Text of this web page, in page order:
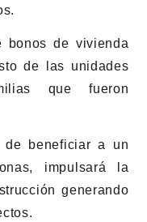
bonos de vivienda
de las unidades
que fueron
de beneficiar a un
impulsará la
generando